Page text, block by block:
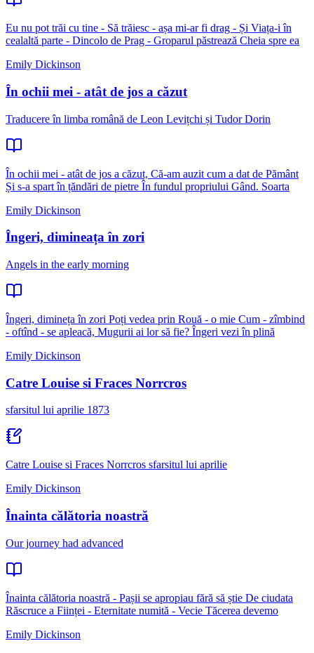
Eu nu pot trăi cu tine - Să trăiesc - așa mi-ar fi drag - Și Viața-i în
cealaltă parte - Dincolo de Prag - Groparul păstrează Cheia spre ea
Emily Dickinson
În ochii mei - atât de jos a căzut
Traducere în limba română de Leon Levițchi și Tudor Dorin
În ochii mei - atât de jos a căzut, Că-am auzit cum a dat de Pământ
Și s-a spart în țăndări de pietre În fundul propriului Gând. Soarta
Emily Dickinson
Îngeri, dimineața în zori
Angels in the early morning
Îngeri, dimineța în zori Poți vedea prin Rouă - o mie Cum - zîmbind
- oftînd - se apleacă, Mugurii ai lor să fie? Îngeri vezi în plină
Emily Dickinson
Catre Louise si Fraces Norrcros
sfarsitul lui aprilie 1873
Catre Louise si Fraces Norrcros sfarsitul lui aprilie
Emily Dickinson
Înainta călătoria noastră
Our journey had advanced
Înainta călătoria noastră - Pașii se apropiau fără să știe De ciudata
Răscruce a Ființei - Eternitate numită - Vecie Tăcerea devemo
Emily Dickinson